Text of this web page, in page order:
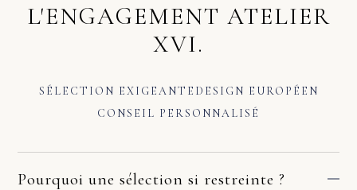
L'ENGAGEMENT ATELIER
XVI.
SÉLECTION EXIGEANTE DESIGN EUROPÉEN
CONSEIL PERSONNALISÉ
Pourquoi une sélection si restreinte ?